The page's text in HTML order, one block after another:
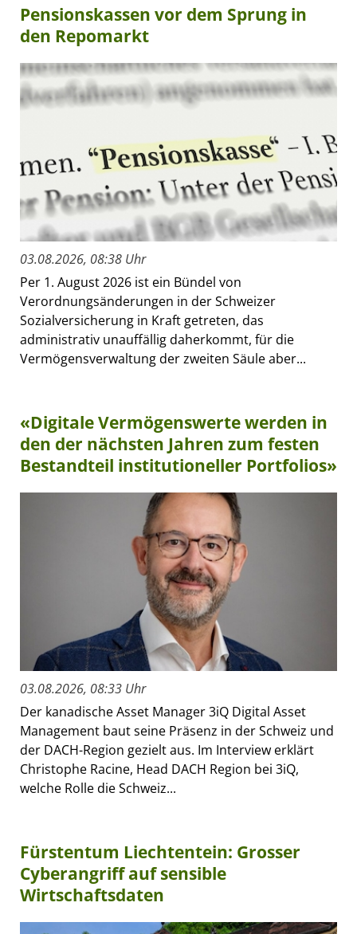
Pensionskassen vor dem Sprung in
den Repomarkt
03.08.2026, 08:38 Uhr
Per 1. August 2026 ist ein Bündel von
Verordnungsänderungen in der Schweizer
Sozialversicherung in Kraft getreten, das
administrativ unauffällig daherkommt, für die
Vermögensverwaltung der zweiten Säule aber...
«Digitale Vermögenswerte werden in
den der nächsten Jahren zum festen
Bestandteil institutioneller Portfolios»
03.08.2026, 08:33 Uhr
Der kanadische Asset Manager 3iQ Digital Asset
Management baut seine Präsenz in der Schweiz und
der DACH-Region gezielt aus. Im Interview erklärt
Christophe Racine, Head DACH Region bei 3iQ,
welche Rolle die Schweiz...
Fürstentum Liechtentein: Grosser
Cyberangriff auf sensible
Wirtschaftsdaten